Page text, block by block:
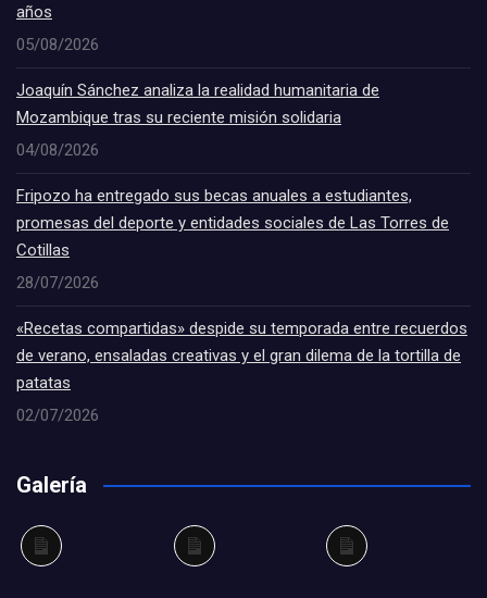
años
05/08/2026
Joaquín Sánchez analiza la realidad humanitaria de
Mozambique tras su reciente misión solidaria
04/08/2026
Fripozo ha entregado sus becas anuales a estudiantes,
promesas del deporte y entidades sociales de Las Torres de
Cotillas
28/07/2026
«Recetas compartidas» despide su temporada entre recuerdos
de verano, ensaladas creativas y el gran dilema de la tortilla de
patatas
02/07/2026
Galería
Larga
Larga
Larga